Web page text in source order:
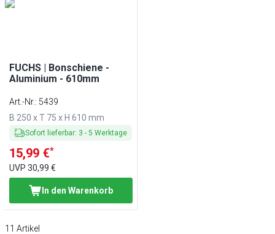
FUCHS | Bonschiene -
Aluminium - 610mm
Art.-Nr.: 5439
B 250 x T 75 x H 610 mm
Sofort lieferbar: 3 - 5 Werktage
15,99 €*
UVP 30,99 €
In den Warenkorb
11 Artikel